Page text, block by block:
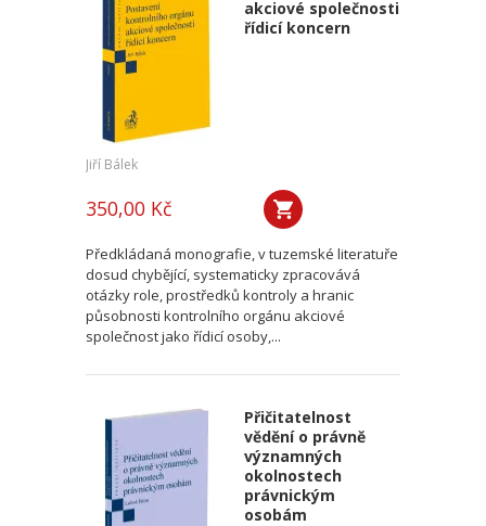
akciové společnosti
řídicí koncern
Jiří Bálek
350,00 Kč
Předkládaná monografie, v tuzemské literatuře
dosud chybějící, systematicky zpracovává
otázky role, prostředků kontroly a hranic
působnosti kontrolního orgánu akciové
společnost jako řídicí osoby,...
Přičitatelnost
vědění o právně
významných
okolnostech
právnickým
osobám